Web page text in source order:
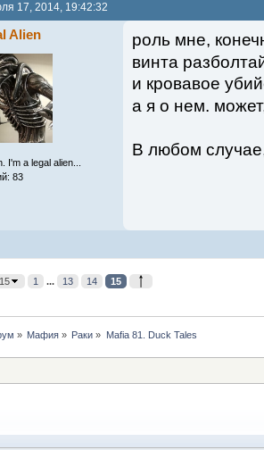
17, 2014, 19:42:32
Alien
I'm a legal alien...
83
роль мне,
винта
и кровавое
а я о нем.
В любом
1 ... 13 14 15
» Мафия » Раки » Mafia 81. Duck Tales